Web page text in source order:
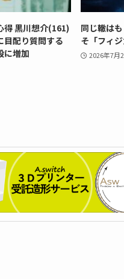
得 黒川想介(161)
目配り質問する
に増加
同じ轍は
そ「フィ
2026年7月